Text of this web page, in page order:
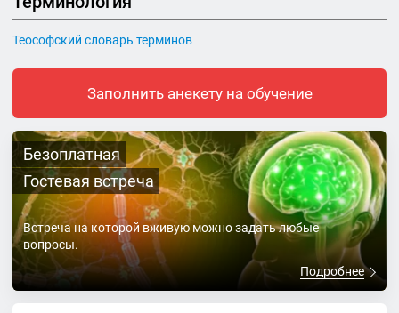
Теософский словарь терминов
Заполнить анекету на обучение
Безоплатная
Гостевая встреча
Встреча на которой вживую можно задать любые
вопросы.
Подробнее